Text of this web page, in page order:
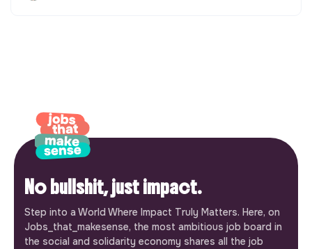
No bullshit, just impact.
Step into a World Where Impact Truly Matters. Here, on
Jobs_that_makesense, the most ambitious job board in
the social and solidarity economy shares all the job